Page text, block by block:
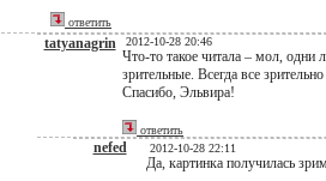
ответить
tatyanagrin 2012-10-28 20:46
Что-то такое читала – мол, одни
зрительные. Всегда все
Спасибо, Эльвира!
ответить
nefed 2012-10-28 22:11
Да, картинка получилась